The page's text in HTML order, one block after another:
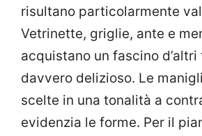
risultano particolarmente
Vetrinette, griglie, ante e
acquistano un fascino d’altri
davvero delizioso. Le
scelte in una tonalità a
evidenzia le forme. Per il